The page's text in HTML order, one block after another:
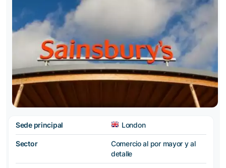
Sede principal London
Sector
Comercio al por mayor y al
detalle